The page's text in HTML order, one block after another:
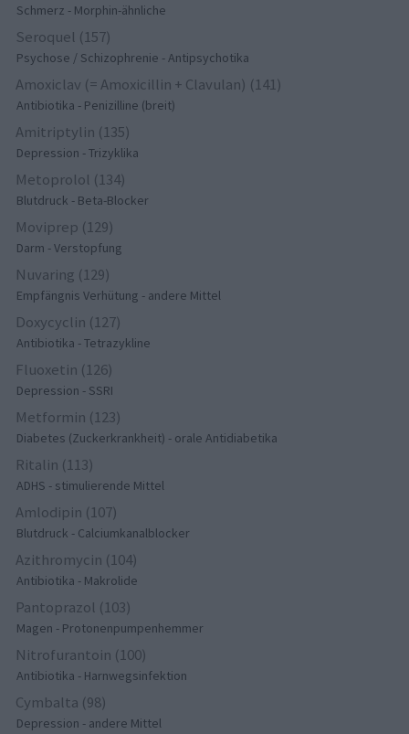
Schmerz - Morphin-ähnliche
Seroquel (157)
Psychose / Schizophrenie - Antipsychotika
Amoxiclav (= Amoxicillin + Clavulan) (141)
Antibiotika - Penizilline (breit)
Amitriptylin (135)
Depression - Trizyklika
Metoprolol (134)
Blutdruck - Beta-Blocker
Moviprep (129)
Darm - Verstopfung
Nuvaring (129)
Empfängnis Verhütung - andere Mittel
Doxycyclin (127)
Antibiotika - Tetrazykline
Fluoxetin (126)
Depression - SSRI
Metformin (123)
Diabetes (Zuckerkrankheit) - orale Antidiabetika
Ritalin (113)
ADHS - stimulierende Mittel
Amlodipin (107)
Blutdruck - Calciumkanalblocker
Azithromycin (104)
Antibiotika - Makrolide
Pantoprazol (103)
Magen - Protonenpumpenhemmer
Nitrofurantoin (100)
Antibiotika - Harnwegsinfektion
Cymbalta (98)
Depression - andere Mittel